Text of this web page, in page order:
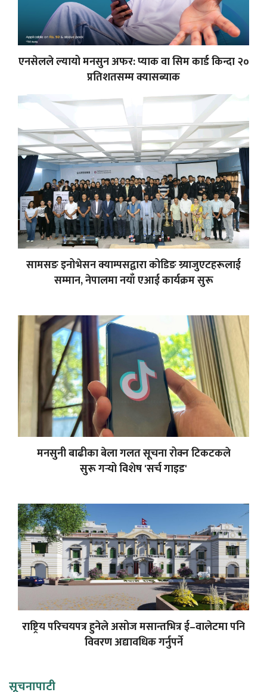
एनसेलले ल्यायो मनसुन अफर: प्याक वा सिम कार्ड किन्दा २०
प्रतिशतसम्म क्यासब्याक
सामसङ इनोभेसन क्याम्पसद्वारा कोडिङ ग्र्याजुएटहरूलाई
सम्मान, नेपालमा नयाँ एआई कार्यक्रम सुरू
मनसुनी बाढीका बेला गलत सूचना रोक्न टिकटकले
सुरू गर्‍यो विशेष 'सर्च गाइड'
राष्ट्रिय परिचयपत्र हुनेले असोज मसान्तभित्र ई–वालेटमा पनि
विवरण अद्यावधिक गर्नुपर्ने
सूचनापाटी